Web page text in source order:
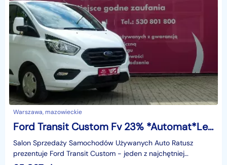
Warszawa, mazowieckie
Ford Transit Custom Fv 23% *Automat*Led*2.0 D 130KM*Serwisowany*Przedłużony
Salon Sprzedaży Samochodów Używanych Auto Ratusz
prezentuje Ford Transit Custom - jeden z najchętniej